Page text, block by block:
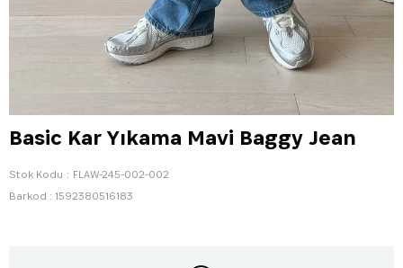
Basic Kar Yıkama Mavi Baggy Jean
Stok Kodu
FLAW-245-002-002
Barkod : 1592380516183